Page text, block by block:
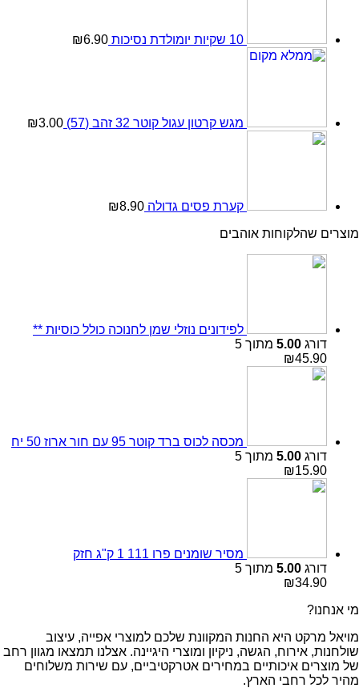
10 שקיות יומולדת נסיכות ₪6.90
מגש קרטון עגול קוטר 32 זהב (57) ₪3.00
קערת פסים גדולה ₪8.90
מוצרים שהלקוחות אוהבים
לפידונים נוזלי שמן לחנוכה כולל כוסיות **
דורג 5.00 מתוך 5
₪45.90
מכסה לכוס ברד קוטר 95 עם חור ארוז 50 יח
דורג 5.00 מתוך 5
₪15.90
מסיר שומנים פרו 111 1 ק"ג חזק
דורג 5.00 מתוך 5
₪34.90
מי אנחנו?
מויאל מרקט היא החנות המקוונת שלכם למוצרי אפייה, עיצוב
שולחנות, אירוח, הגשה, ניקיון ומוצרי היגיינה. אצלנו תמצאו מגוון רחב
של מוצרים איכותיים במחירים אטרקטיביים, עם שירות משלוחים
מהיר לכל רחבי הארץ.